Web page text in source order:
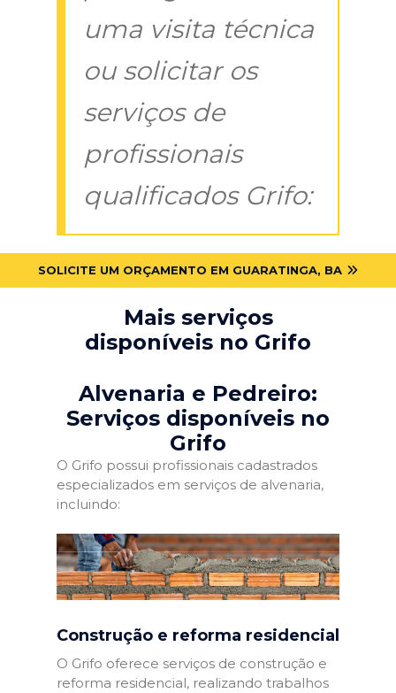
uma visita técnica
ou solicitar os
serviços de
profissionais
qualificados Grifo:
SOLICITE UM ORÇAMENTO EM GUARATINGA, BA
Mais serviços
disponíveis no Grifo
Alvenaria e Pedreiro:
Serviços disponíveis no
Grifo
O Grifo possui profissionais cadastrados
especializados em serviços de alvenaria,
incluindo:
Construção e reforma residencial
O Grifo oferece serviços de construção e
reforma residencial, realizando trabalhos